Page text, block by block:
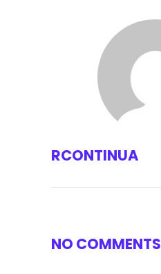
RCONTINUA
NO COMMENTS